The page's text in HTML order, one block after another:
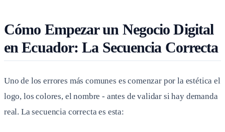
Cómo Empezar un Negocio Digital
en Ecuador: La Secuencia Correcta
Uno de los errores más comunes es comenzar por la estética el
logo, los colores, el nombre - antes de validar si hay demanda
real. La secuencia correcta es esta: